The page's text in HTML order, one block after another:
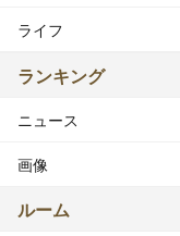
ライフ
ランキング
ニュース
画像
ルーム